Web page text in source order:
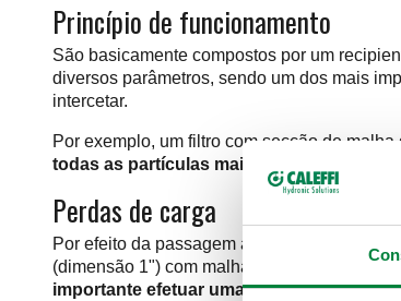
Princípio de funcionamento
São basicamente compostos por um
diversos parâmetros, sendo um dos mais
intercetar.
Por exemplo, um filtro com secção de
todas as partículas maiores do que o
Perdas de carga
Por efeito da passagem através da malha
(dimensão 1") com malha filtrante de 400
importante efetuar uma manutenção